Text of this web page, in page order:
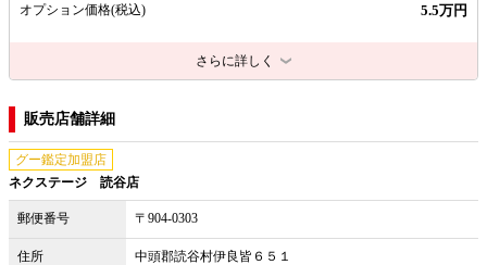
オプション価格(税込) 5.5万円
さらに詳しく
販売店舗詳細
グー鑑定加盟店
ネクステージ 読谷店
郵便番号 〒904-0303
住所 中頭郡読谷村伊良皆６５１